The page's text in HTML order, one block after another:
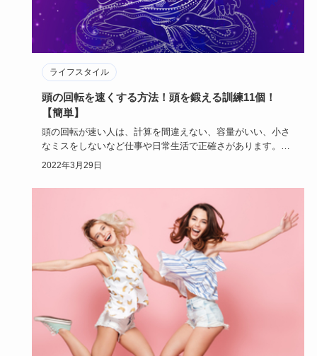
ライフスタイル
頭の回転を速くする方法！頭を鍛える訓練11個！
【簡単】
頭の回転が速い人は、計算を間違えない、容量がいい、小さ
なミスをしないなど仕事や日常生活で正確さがあります。
頭の回転を速…
2022年3月29日